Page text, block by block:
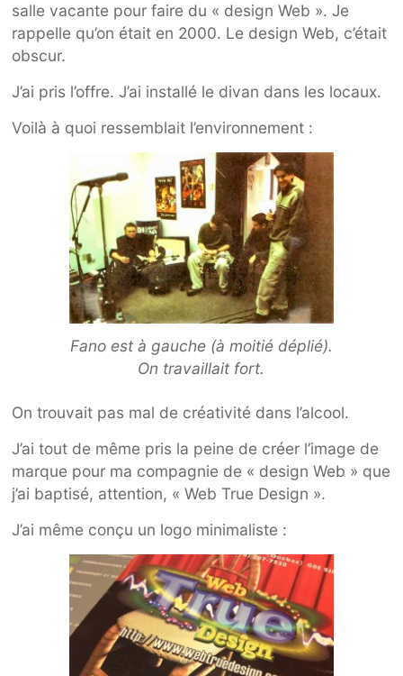
salle vacante pour faire du « design Web ». Je
rappelle qu’on était en 2000. Le design Web, c’était
obscur.
J’ai pris l’offre. J’ai installé le divan dans les locaux.
Voilà à quoi ressemblait l’environnement :
Fano est à gauche (à moitié déplié).
On travaillait fort.
On trouvait pas mal de créativité dans l’alcool.
J’ai tout de même pris la peine de créer l’image de
marque pour ma compagnie de « design Web » que
j’ai baptisé, attention, « Web True Design ».
J’ai même conçu un logo minimaliste :